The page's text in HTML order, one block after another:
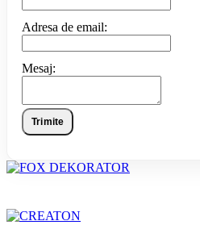
Adresa de email:
Mesaj:
Trimite